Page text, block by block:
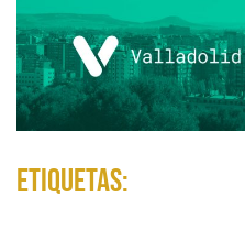
Etiquetas: